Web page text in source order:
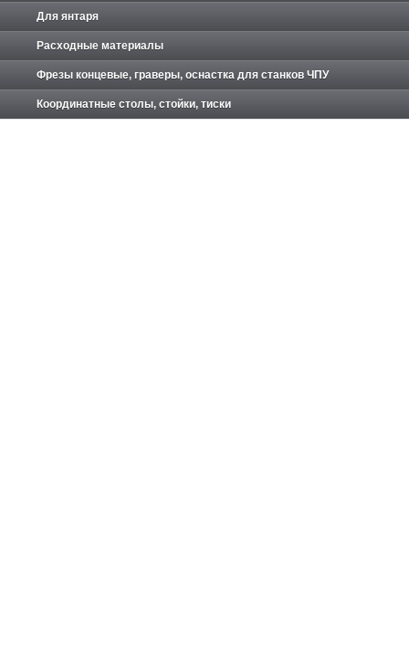
Для янтаря
Расходные материалы
Фрезы концевые, граверы, оснастка для станков ЧПУ
Координатные столы, стойки, тиски